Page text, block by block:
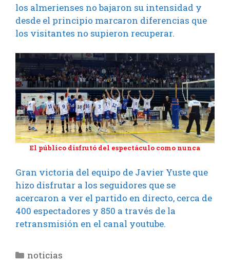
los almerienses no bajaron su intensidad y
desde el principio marcaron diferencias que
los visitantes no supieron recuperar.
El público disfrutó del espectáculo como nunca
Gran victoria del equipo de Javier Yuste que
hizo disfrutar a los seguidores que se
acercaron a ver el partido en directo, cerca de
400 espectadores y 850 a través de la
retransmisión en el canal youtube.
Categorías
noticias